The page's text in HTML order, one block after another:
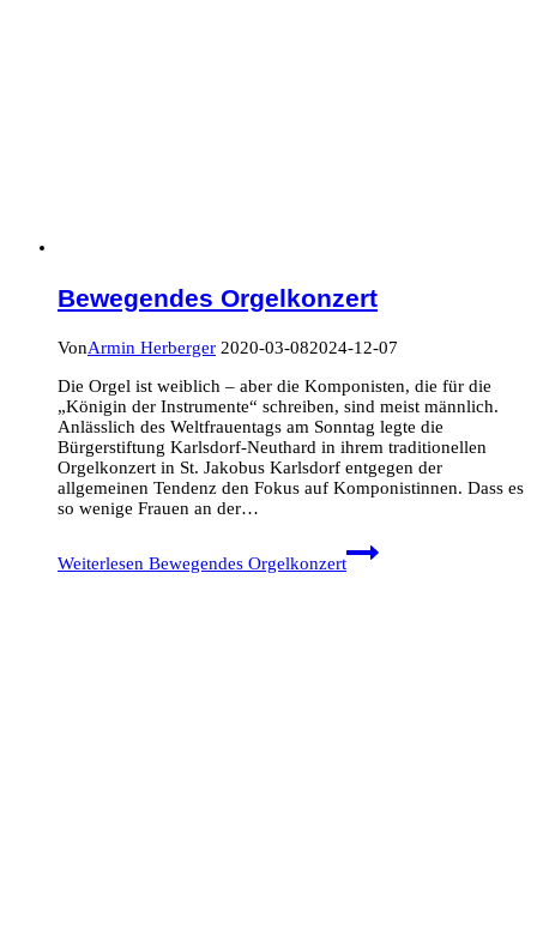
Bewegendes Orgelkonzert
VonArmin Herberger 2020-03-082024-12-07
Die Orgel ist weiblich – aber die Komponisten, die für die
„Königin der Instrumente“ schreiben, sind meist männlich.
Anlässlich des Weltfrauentags am Sonntag legte die
Bürgerstiftung Karlsdorf-Neuthard in ihrem traditionellen
Orgelkonzert in St. Jakobus Karlsdorf entgegen der
allgemeinen Tendenz den Fokus auf Komponistinnen. Dass es
so wenige Frauen an der…
Weiterlesen Bewegendes Orgelkonzert